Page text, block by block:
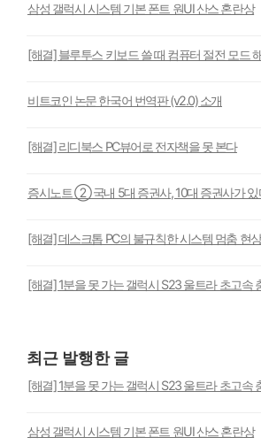
삼성 갤럭시 시스템 기본 폰트 원UI 산스 혼란상
[해결] 블루투스 키보드 쓸 때 컴퓨터 절전 모드
비트코인 논문 한국어 번역판 (v2.0) 소개
[해결] 리디북스 PC뷰어로 전자책을 못 본다
증시노트 ② 국내 5대 증권사, 10대 증권사가 있
[해결] 데스크톱 PC의 불규칙한 시스템 멈춤 현상
[해결] 1분을 못 가는 갤럭시 S23 울트라 초고속
최근 발행한 글
[해결] 1분을 못 가는 갤럭시 S23 울트라 초고속
삼성 갤럭시 시스템 기본 폰트 원UI 산스 혼란상